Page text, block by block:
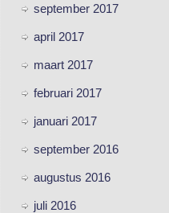
september 2017
april 2017
maart 2017
februari 2017
januari 2017
september 2016
augustus 2016
juli 2016